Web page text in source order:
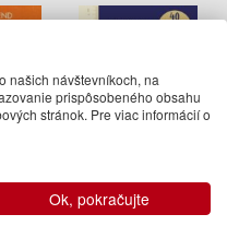
The Secret
našich návštevníkoch, na
prispôsobeného obsahu
stránok. Pre viac informácií o
Ok, pokračujte